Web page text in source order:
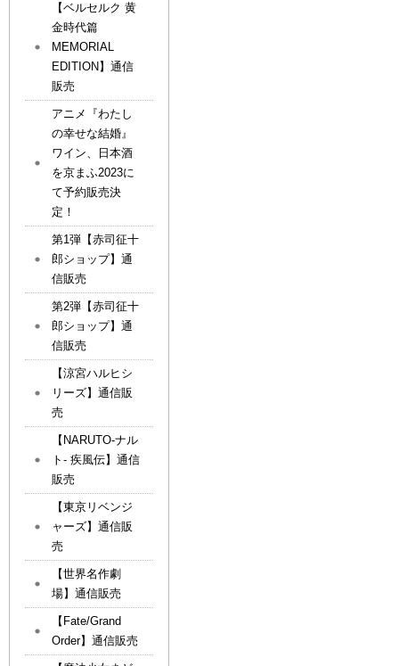
【ベルセルク 黄
金時代篇
MEMORIAL
EDITION】通信
販売
アニメ『わたし
の幸せな結婚』
ワイン、日本酒
を京まふ2023に
て予約販売決
定！
第1弾【赤司征十
郎ショップ】通
信販売
第2弾【赤司征十
郎ショップ】通
信販売
【涼宮ハルヒシ
リーズ】通信販
売
【NARUTO-ナル
ト- 疾風伝】通信
販売
【東京リベンジ
ャーズ】通信販
売
【世界名作劇
場】通信販売
【Fate/Grand
Order】通信販売